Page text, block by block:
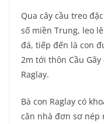
Qua cây cầu treo
số miền Trung, leo
đá, tiếp đến là con
2m tới thôn Cầu
Raglay.
Bà con Raglay có
căn nhà đơn sơ nép